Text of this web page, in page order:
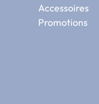
Accessoires
Promotions